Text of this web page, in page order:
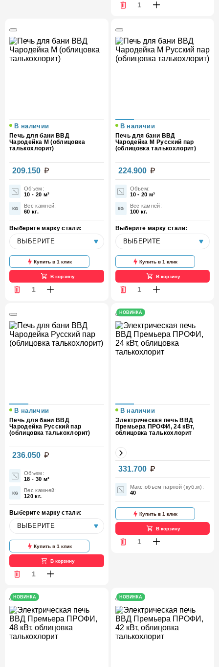
В наличии
Печь для бани ВВД
Чародейка М (облицовка
талькохлорит)
209.150
Объем:
10 - 20 м³
Вес камней:
60 кг.
Выберите марку стали:
Купить в 1 клик
В корзину
В наличии
Печь для бани ВВД
Чародейка М Русский пар
(облицовка талькохлорит)
224.900
Объем:
10 - 20 м³
Вес камней:
100 кг.
Выберите марку стали:
Купить в 1 клик
В корзину
В наличии
Печь для бани ВВД
Чародейка Русский пар
(облицовка талькохлорит)
236.050
Объем:
18 - 30 м³
Вес камней:
120 кг.
Выберите марку стали:
Купить в 1 клик
В корзину
НОВИНКА
В наличии
Электрическая печь ВВД
Премьера ПРОФИ, 24 кВт,
облицовка талькохлорит
Мощность,
кВт
Облицовка
331.700
Макс.объем парной (куб.м):
40
Купить в 1 клик
В корзину
НОВИНКА НОВИНКА